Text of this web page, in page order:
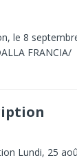
le 8
FRANCIA/
Lundi, 25